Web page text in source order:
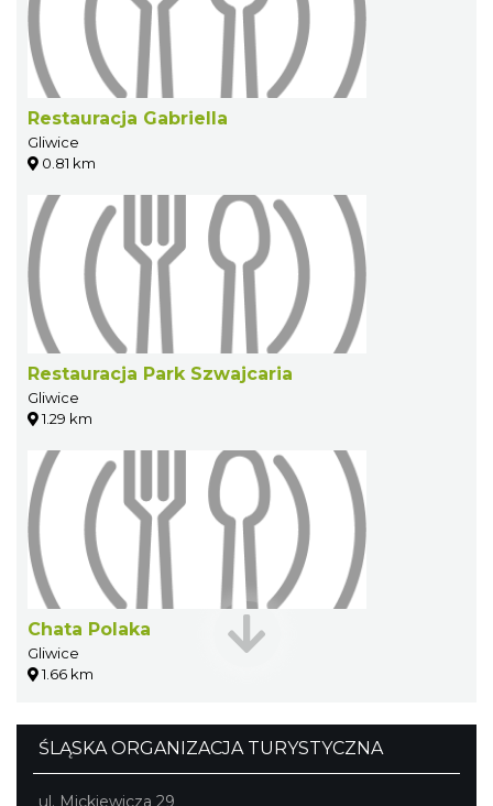
Restauracja Gabriella
Gliwice
0.81 km
Restauracja Park Szwajcaria
Gliwice
1.29 km
Chata Polaka
Gliwice
1.66 km
ŚLĄSKA ORGANIZACJA TURYSTYCZNA
ul. Mickiewicza 29